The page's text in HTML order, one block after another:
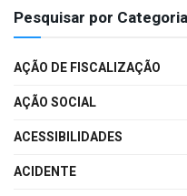
Pesquisar por Categoria
AÇÃO DE FISCALIZAÇÃO
AÇÃO SOCIAL
ACESSIBILIDADES
ACIDENTE